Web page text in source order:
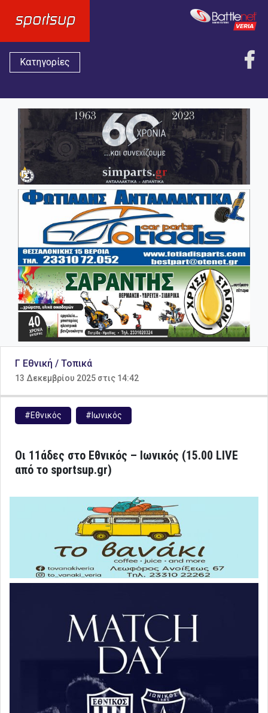
Κατηγορίες
Γ Εθνική / Τοπικά
13 Δεκεμβρίου 2025 στις 14:42
#Εθνικός #Ιωνικός
Οι 11άδες στο Εθνικός – Ιωνικός (15.00 LIVE
από το sportsup.gr)